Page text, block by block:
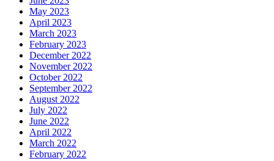
May 2023
April 2023
March 2023
February 2023
December 2022
November 2022
October 2022
September 2022
August 2022
July 2022
June 2022
April 2022
March 2022
February 2022